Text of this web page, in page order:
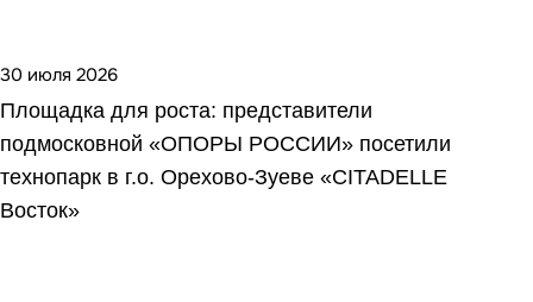
30 июля 2026
Площадка для роста: представители
подмосковной «ОПОРЫ РОССИИ» посетили
технопарк в г.о. Орехово‑Зуеве «CITADELLE
Восток»